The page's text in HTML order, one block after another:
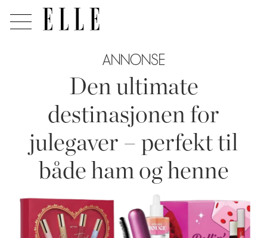
ANNONSE
Den ultimate
destinasjonen for
julegaver – perfekt til
både ham og henne